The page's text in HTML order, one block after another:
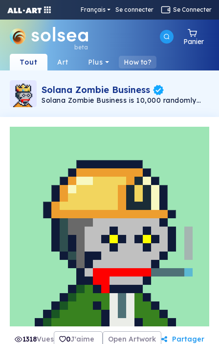
Français Se connecter Se Connecter
beta
Panier
Tout Art Plus How to?
Solana Zombie Business
Solana Zombie Business is 10,000 randomly
Business on the Solana Blockchain.
1318Vues 0J'aime Open Artwork Partager